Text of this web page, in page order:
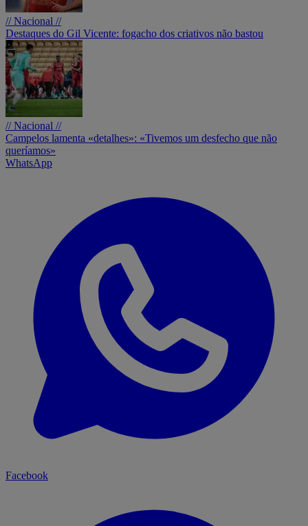
// Nacional //
Destaques do Gil Vicente: fogacho dos criativos não bastou
// Nacional //
Campelos lamenta «detalhes»: «Tivemos um desfecho que não
queríamos»
WhatsApp
Facebook